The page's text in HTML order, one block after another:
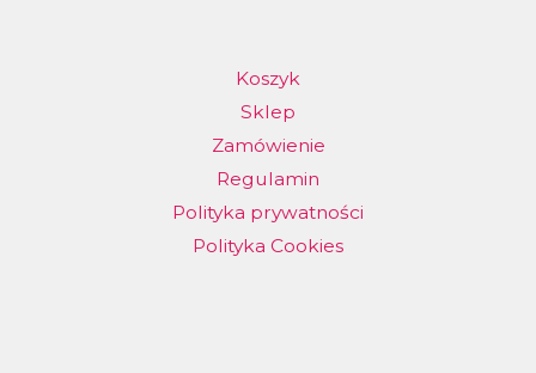
Koszyk
Sklep
Zamówienie
Regulamin
Polityka prywatności
Polityka Cookies